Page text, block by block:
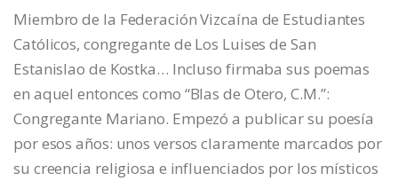
Miembro de la Federación Vizcaína de Estudiantes
Católicos, congregante de Los Luises de San
Estanislao de Kostka… Incluso firmaba sus poemas
en aquel entonces como “Blas de Otero, C.M.”:
Congregante Mariano. Empezó a publicar su poesía
por esos años: unos versos claramente marcados por
su creencia religiosa e influenciados por los místicos